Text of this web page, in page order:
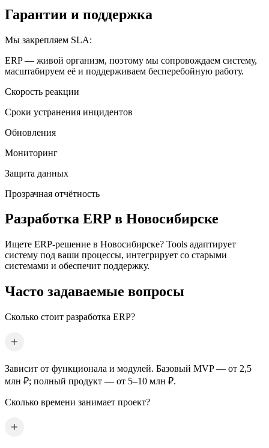
Гарантии и поддержка
Мы закрепляем SLA:
ERP — живой организм, поэтому мы сопровождаем систему,
масштабируем её и поддерживаем бесперебойную работу.
Скорость реакции
Сроки устранения инцидентов
Обновления
Мониторинг
Защита данных
Прозрачная отчётность
Разработка ERP в Новосибирске
Ищете ERP-решение в Новосибирске? Tools адаптирует
систему под ваши процессы, интегрирует со старыми
системами и обеспечит поддержку.
Часто задаваемые вопросы
Сколько стоит разработка ERP?
Зависит от функционала и модулей. Базовый MVP — от 2,5
млн ₽; полный продукт — от 5–10 млн ₽.
Сколько времени занимает проект?